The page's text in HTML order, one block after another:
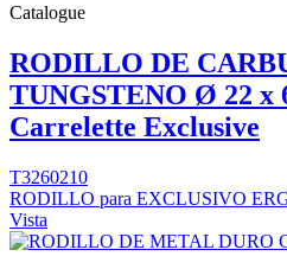
Catalogue
RODILLO DE
TUNGSTENO Ø 22 x
Carrelette Exclusive
T3260210
RODILLO para EXCLUSIVO
Vista